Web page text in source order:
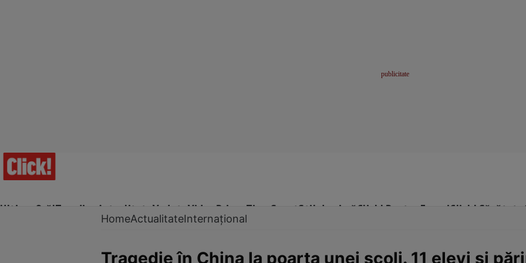
Ultima Oră!Trending Actualitate Vedete Video Prime Time SportStil de viațăClick! Pentru FemeiClick! Sănătate
HomeActualitateInternațional
Tragedie în China la poarta unei școli. 11 elevi și